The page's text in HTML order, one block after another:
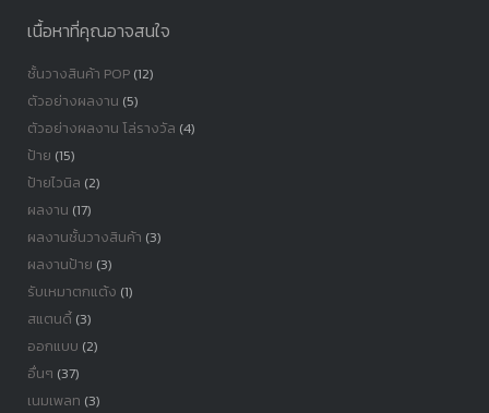
เนื้อหาที่คุณอาจสนใจ
ชั้นวางสินค้า POP(12)
ตัวอย่างผลงาน (5)
ตัวอย่างผลงาน โล่รางวัล (4)
ป้าย (15)
ป้ายไวนิล (2)
ผลงาน (17)
ผลงานชั้นวางสินค้า (3)
ผลงานป้าย (3)
รับเหมาตกแต้ง (1)
สแตนดี้(3)
ออกแบบ (2)
อื่นๆ (37)
เนมเพลท (3)